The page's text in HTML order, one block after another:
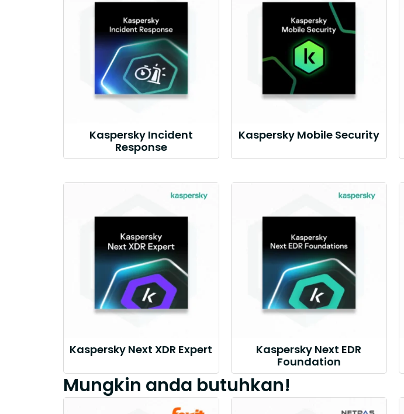
Kaspersky Incident
Response
Kaspersky Mobile Security
Kaspersky Next XDR Expert
Kaspersky Next EDR
Foundation
Mungkin anda butuhkan!